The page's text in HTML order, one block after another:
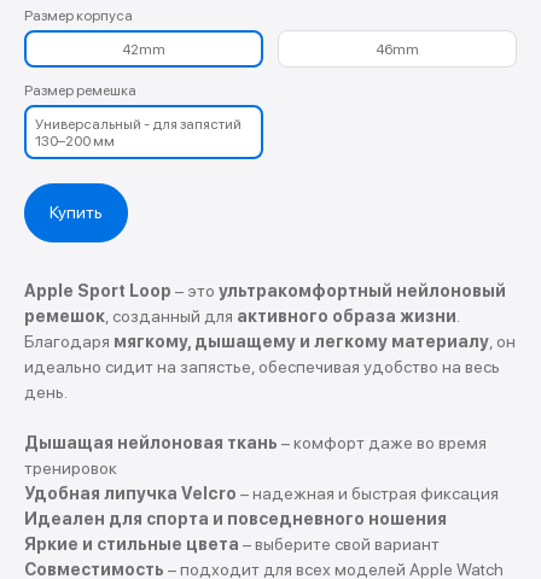
Размер корпуса
42mm
46mm
Размер ремешка
Универсальный - для запястий
130–200 мм
Купить
Apple Sport Loop – это ультракомфортный нейлоновый
ремешок, созданный для активного образа жизни.
Благодаря мягкому, дышащему и легкому материалу, он
идеально сидит на запястье, обеспечивая удобство на весь
день.
Дышащая нейлоновая ткань – комфорт даже во время
тренировок
Удобная липучка Velcro – надежная и быстрая фиксация
Идеален для спорта и повседневного ношения
Яркие и стильные цвета – выберите свой вариант
Совместимость – подходит для всех моделей Apple Watch
Подробнее
Без первоначальных взносов.
Покупай выгодно!
Рассрочка от партнеров